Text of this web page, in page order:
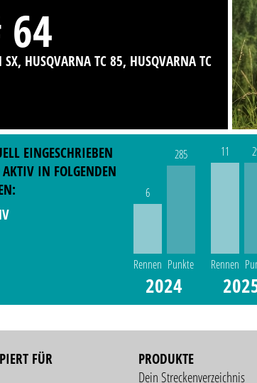
SX, HUSQVARNA TC 85, HUSQVARNA TC
EINGESCHRIEBEN
IN FOLGENDEN
6
Rennen
285
Punkte
2024
11
Rennen
FÜR
PRODUKTE
Dein Streckenverzeichnis